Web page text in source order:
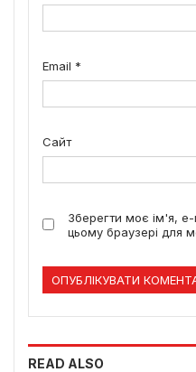
Email *
Сайт
Зберегти моє ім'я,
цьому браузері для
READ ALSO